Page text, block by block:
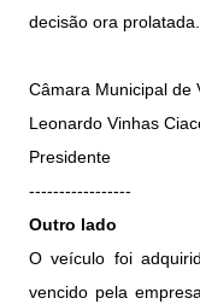
decisão ora prolatada.
Câmara Municipal de
Leonardo Vinhas
Presidente
-----------------
Outro lado
O veículo foi
vencido pela